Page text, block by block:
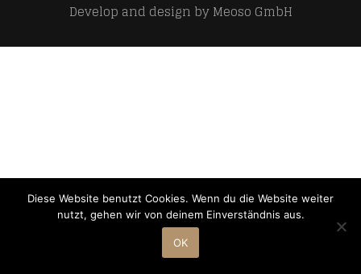
Develop and design byMeoso GmbH
Diese Website benutzt Cookies. Wenn du die Website weiter
nutzt, gehen wir von deinem Einverständnis aus.
OK